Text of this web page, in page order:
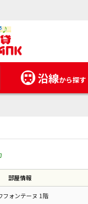
沿線から探す
部屋情報
フォンテーヌ 1階